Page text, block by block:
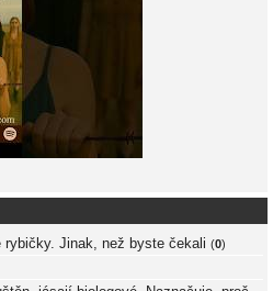
rybičky. Jinak, než byste čekali (0)